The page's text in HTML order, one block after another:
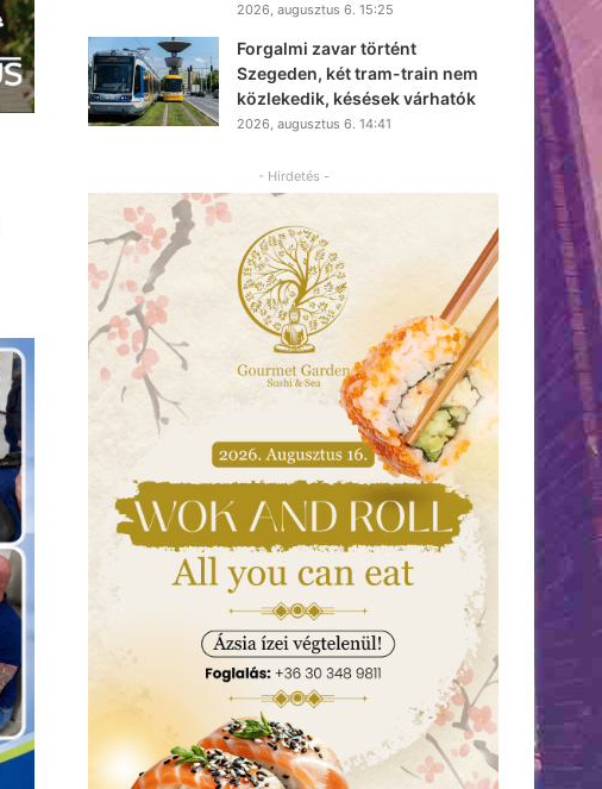
2026, augusztus 6. 15:25
Forgalmi zavar történt
Szegeden, két tram-train nem
közlekedik, késések várhatók
2026, augusztus 6. 14:41
- Hirdetés -